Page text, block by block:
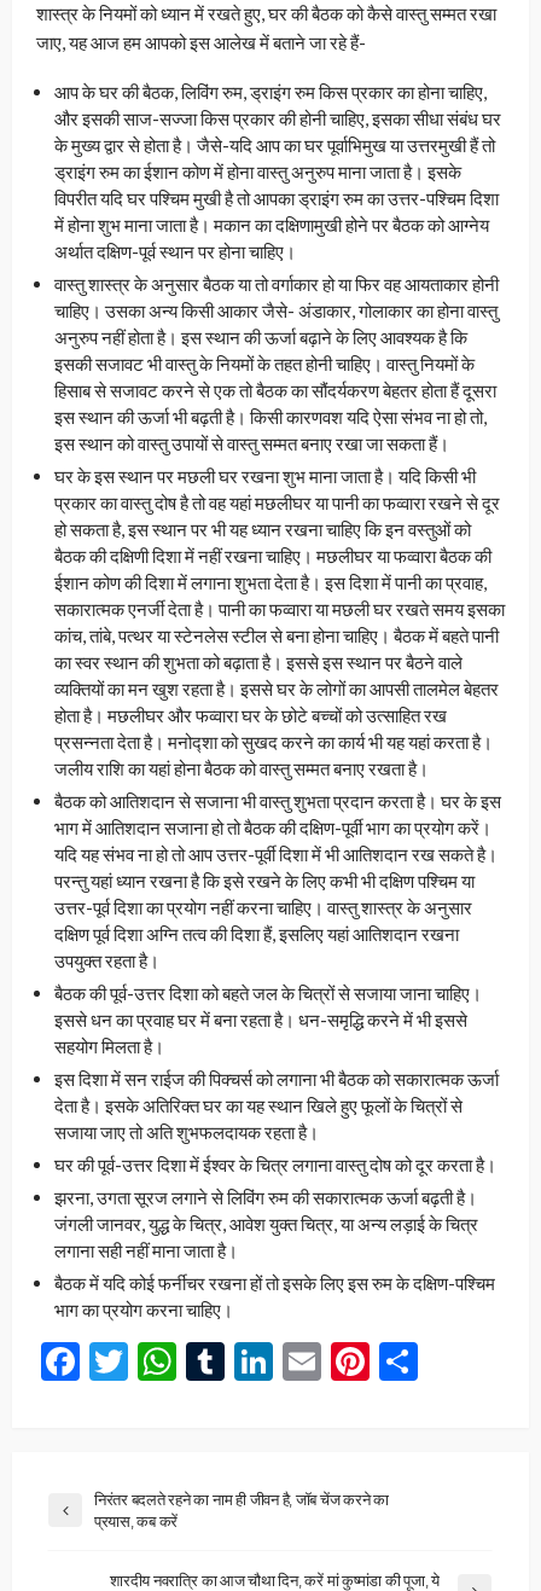
शास्त्र के नियमों को ध्यान में रखते हुए, घर की बैठक को कैसे वास्तु सम्मत रखा
जाए, यह आज हम आपको इस आलेख में बताने जा रहे हैं-
आप के घर की बैठक, लिविंग रुम, ड्राइंग रुम किस प्रकार का होना चाहिए,
और इसकी साज-सज्जा किस प्रकार की होनी चाहिए, इसका सीधा संबंध घर
के मुख्य द्वार से होता है। जैसे-यदि आप का घर पूर्वाभिमुख या उत्तरमुखी हैं तो
ड्राइंग रुम का ईशान कोण में होना वास्तु अनुरुप माना जाता है। इसके
विपरीत यदि घर पश्चिम मुखी है तो आपका ड्राइंग रुम का उत्तर-पश्चिम दिशा
में होना शुभ माना जाता है। मकान का दक्षिणामुखी होने पर बैठक को आग्नेय
अर्थात दक्षिण-पूर्व स्थान पर होना चाहिए।
वास्तु शास्त्र के अनुसार बैठक या तो वर्गाकार हो या फिर वह आयताकार होनी
चाहिए। उसका अन्य किसी आकार जैसे- अंडाकार, गोलाकार का होना वास्तु
अनुरुप नहीं होता है। इस स्थान की ऊर्जा बढ़ाने के लिए आवश्यक है कि
इसकी सजावट भी वास्तु के नियमों के तहत होनी चाहिए। वास्तु नियमों के
हिसाब से सजावट करने से एक तो बैठक का सौंदर्यकरण बेहतर होता हैं दूसरा
इस स्थान की ऊर्जा भी बढ़ती है। किसी कारणवश यदि ऐसा संभव ना हो तो,
इस स्थान को वास्तु उपायों से वास्तु सम्मत बनाए रखा जा सकता हैं।
घर के इस स्थान पर मछली घर रखना शुभ माना जाता है। यदि किसी भी
प्रकार का वास्तु दोष है तो वह यहां मछलीघर या पानी का फव्वारा रखने से दूर
हो सकता है, इस स्थान पर भी यह ध्यान रखना चाहिए कि इन वस्तुओं को
बैठक की दक्षिणी दिशा में नहीं रखना चाहिए। मछलीघर या फव्वारा बैठक की
ईशान कोण की दिशा में लगाना शुभता देता है। इस दिशा में पानी का प्रवाह,
सकारात्मक एनर्जी देता है। पानी का फव्वारा या मछली घर रखते समय इसका
कांच, तांबे, पत्थर या स्टेनलेस स्टील से बना होना चाहिए। बैठक में बहते पानी
का स्वर स्थान की शुभता को बढ़ाता है। इससे इस स्थान पर बैठने वाले
व्यक्तियों का मन खुश रहता है। इससे घर के लोगों का आपसी तालमेल बेहतर
होता है। मछलीघर और फव्वारा घर के छोटे बच्चों को उत्साहित रख
प्रसन्नता देता है। मनोद्शा को सुखद करने का कार्य भी यह यहां करता है।
जलीय राशि का यहां होना बैठक को वास्तु सम्मत बनाए रखता है।
बैठक को आतिशदान से सजाना भी वास्तु शुभता प्रदान करता है। घर के इस
भाग में आतिशदान सजाना हो तो बैठक की दक्षिण-पूर्वी भाग का प्रयोग करें।
यदि यह संभव ना हो तो आप उत्तर-पूर्वी दिशा में भी आतिशदान रख सकते है।
परन्तु यहां ध्यान रखना है कि इसे रखने के लिए कभी भी दक्षिण पश्चिम या
उत्तर-पूर्व दिशा का प्रयोग नहीं करना चाहिए। वास्तु शास्त्र के अनुसार
दक्षिण पूर्व दिशा अग्नि तत्व की दिशा हैं, इसलिए यहां आतिशदान रखना
उपयुक्त रहता है।
बैठक की पूर्व-उत्तर दिशा को बहते जल के चित्रों से सजाया जाना चाहिए।
इससे धन का प्रवाह घर में बना रहता है। धन-समृद्धि करने में भी इससे
सहयोग मिलता है।
इस दिशा में सन राईज की पिक्चर्स को लगाना भी बैठक को सकारात्मक ऊर्जा
देता है। इसके अतिरिक्त घर का यह स्थान खिले हुए फूलों के चित्रों से
सजाया जाए तो अति शुभफलदायक रहता है।
घर की पूर्व-उत्तर दिशा में ईश्वर के चित्र लगाना वास्तु दोष को दूर करता है।
झरना, उगता सूरज लगाने से लिविंग रुम की सकारात्मक ऊर्जा बढ़ती है।
जंगली जानवर, युद्ध के चित्र, आवेश युक्त चित्र, या अन्य लड़ाई के चित्र
लगाना सही नहीं माना जाता है।
बैठक में यदि कोई फर्नीचर रखना हों तो इसके लिए इस रुम के दक्षिण-पश्चिम
भाग का प्रयोग करना चाहिए।
Facebook
Twitter
WhatsApp
Tumblr
LinkedIn
EmailPinterest
निरंतर बदलते रहने का नाम ही जीवन है, जॉब चेंज करने का
प्रयास, कब करें
शारदीय नवरात्रि का आज चौथा दिन, करें मां कुष्मांडा की पूजा, ये